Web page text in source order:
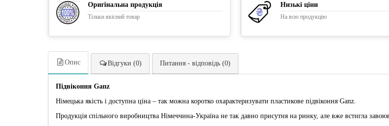
Оригінальна продукція
Тільки якісний товар
Низькі ціни
На всю продукцію
Опис Відгуки (0) Питання - відповідь (0)
Підвіконня Ganz
Німецька якість і доступна ціна – так можна коротко охарактеризувати пластикове підвіконня Ganz.
Продукція спільного виробництва Німеччина-Україна не так давно присутня на ринку, але вже встигла